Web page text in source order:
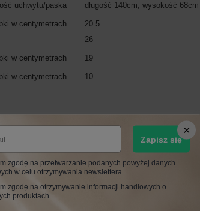
uchwytu/paska długość 140cm; wysokość 68cm
w centymetrach
20.5
26
w centymetrach 19
w centymetrach 10
Zobacz również
Zapisz się
zgodę na przetwarzanie podanych powyżej danych
w celu otrzymywania newslettera
zgodę na otrzymywanie informacji handlowych o
produktach.